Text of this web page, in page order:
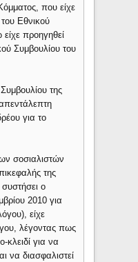
που είχε
Εθνικού
προηγηθεί
Συμβουλίου του
της
για το
σοσιαλιστών
της
ο
2010 για
είχε
λέγοντας πως
κλειδί για να
να διασφαλιστεί